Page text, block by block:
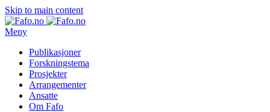
Skip to main content
Meny
Publikasjoner
Forskningstema
Prosjekter
Arrangementer
Ansatte
Om Fafo